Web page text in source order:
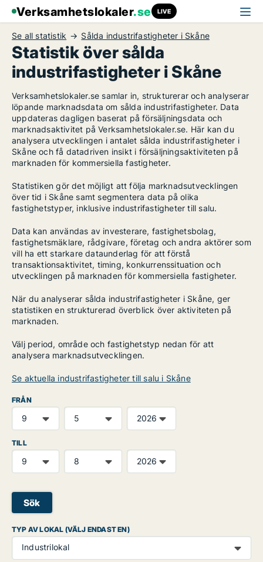
Verksamhetslokaler.se LIVE
Se all statistik Sålda industrifastigheter i Skåne
Statistik över sålda
industrifastigheter i Skåne
Verksamhetslokaler.se samlar in, strukturerar och analyserar
löpande marknadsdata om sålda industrifastigheter. Data
uppdateras dagligen baserat på försäljningsdata och
marknadsaktivitet på Verksamhetslokaler.se. Här kan du
analysera utvecklingen i antalet sålda industrifastigheter i
Skåne och få datadriven insikt i försäljningsaktiviteten på
marknaden för kommersiella fastigheter.
Statistiken gör det möjligt att följa marknadsutvecklingen
över tid i Skåne samt segmentera data på olika
fastighetstyper, inklusive industrifastigheter till salu.
Data kan användas av investerare, fastighetsbolag,
fastighetsmäklare, rådgivare, företag och andra aktörer som
vill ha ett starkare dataunderlag för att förstå
transaktionsaktivitet, timing, konkurrenssituation och
utvecklingen på marknaden för kommersiella fastigheter.
När du analyserar sålda industrifastigheter i Skåne, ger
statistiken en strukturerad överblick över aktiviteten på
marknaden.
Välj period, område och fastighetstyp nedan för att
analysera marknadsutvecklingen.
Se aktuella industrifastigheter till salu i Skåne
FRÅN
TILL
Sök
TYP AV LOKAL (VÄLJ ENDAST EN)
Industrilokal